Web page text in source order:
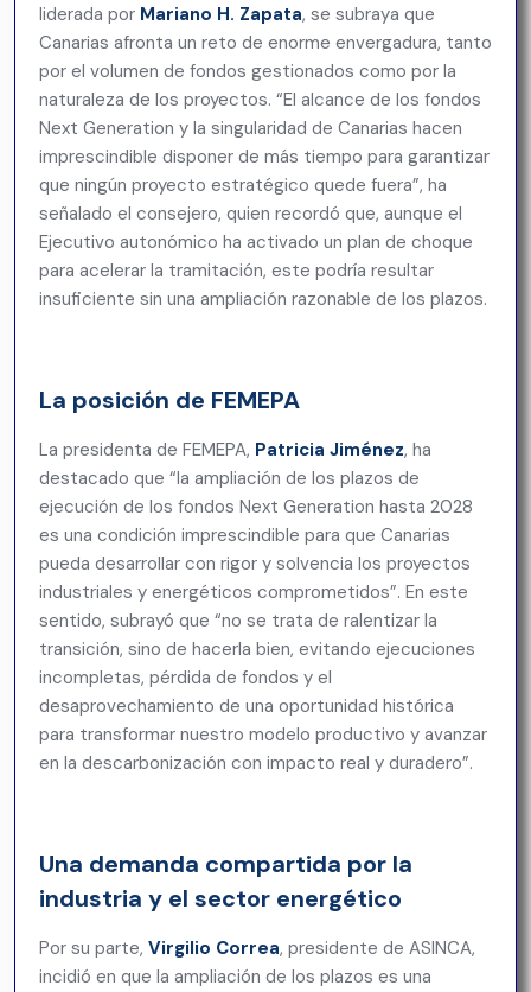
liderada por Mariano H. Zapata, se subraya que
Canarias afronta un reto de enorme envergadura, tanto
por el volumen de fondos gestionados como por la
naturaleza de los proyectos. “El alcance de los fondos
Next Generation y la singularidad de Canarias hacen
imprescindible disponer de más tiempo para garantizar
que ningún proyecto estratégico quede fuera”, ha
señalado el consejero, quien recordó que, aunque el
Ejecutivo autonómico ha activado un plan de choque
para acelerar la tramitación, este podría resultar
insuficiente sin una ampliación razonable de los plazos.
La posición de FEMEPA
La presidenta de FEMEPA, Patricia Jiménez, ha
destacado que “la ampliación de los plazos de
ejecución de los fondos Next Generation hasta 2028
es una condición imprescindible para que Canarias
pueda desarrollar con rigor y solvencia los proyectos
industriales y energéticos comprometidos”. En este
sentido, subrayó que “no se trata de ralentizar la
transición, sino de hacerla bien, evitando ejecuciones
incompletas, pérdida de fondos y el
desaprovechamiento de una oportunidad histórica
para transformar nuestro modelo productivo y avanzar
en la descarbonización con impacto real y duradero”.
Una demanda compartida por la
industria y el sector energético
Por su parte, Virgilio Correa, presidente de ASINCA,
incidió en que la ampliación de los plazos es una